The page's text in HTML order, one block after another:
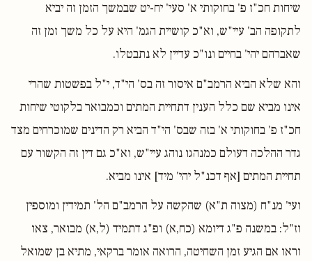
שיחות חכ"ז פ' בחוקותי א' סעי' יח-יט שבמשך הזמן זה יביא
לתקופה הב' עיי"ש, וא"כ קושיית הגמ' היא על כל משך זמן זה
שאברהם יהי' בחיים ונו"כ עדיין לא נתבטלו.
והא שלא הביא הרמב"ם איסור זה בס' הי"ד, י"ל בפשטות שהרי
אינו מביא שם כלל הענין דתחיית המתים וכמבואר בלקוטי שיחות
חכ"ז פ' בחוקותי א' בזה שבס' הי"ד הביא רק הדינים שמוכרחים מצד
גדר ההלכה דעולם כמנהגו נוהג עיי"ש, וא"כ גם דין זה הקשור עם
תחיית המתים [אף דכנ"ל יהי' מיד] אינו מביא.
ועי' מנ"ח (מצוה ת"א) שהקשה על הרמב"ם הל' תמידין ומוספין
וז"ל: במשנה פ"ג דיומא (כח,א) ופ"ג דתמיד (ל,א) מבואר, צאו
וראו אם הגיע זמן השחיטה, הרואה אומר ברקאי, מתיא בן שמואל